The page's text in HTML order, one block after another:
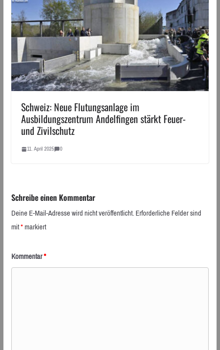
Schweiz: Neue Flutungsanlage im
Ausbildungszentrum Andelfingen stärkt Feuer-
und Zivilschutz
11. April 2025 0
Schreibe einen Kommentar
Deine E-Mail-Adresse wird nicht veröffentlicht.Erforderliche Felder sind
mit*markiert
Kommentar*